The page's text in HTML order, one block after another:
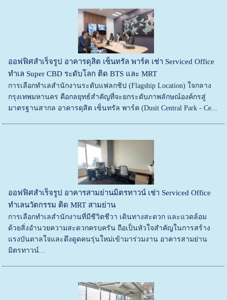
ออฟฟิศสำเร็จรูป อาคารดุสิต เซ็นทรัล พาร์ค เช่า Serviced Office
ทำเล Super CBD ระดับโลก ติด BTS และ MRT
การเลือกทำเลสำนักงานระดับแฟลกชิป (Flagship Location) ใจกลาง
กรุงเทพมหานคร คือกลยุทธ์สำคัญที่จะยกระดับภาพลักษณ์องค์กรสู่
มาตรฐานสากล อาคารดุสิต เซ็นทรัล พาร์ค (Dusit Central Park - Ce...
ออฟฟิศสำเร็จรูป อาคารสามย่านมิตรทาวน์ เช่า Serviced Office
ทำเลนวัตกรรม ติด MRT สามย่าน
การเลือกทำเลสำนักงานที่มีชีวิตชีวา เดินทางสะดวก และแวดล้อม
ด้วยสิ่งอำนวยความสะดวกครบครัน ถือเป็นหัวใจสำคัญในการสร้าง
แรงบันดาลใจและดึงดูดคนรุ่นใหม่เข้ามาร่วมงาน อาคารสามย่าน
มิตรทาวน์...